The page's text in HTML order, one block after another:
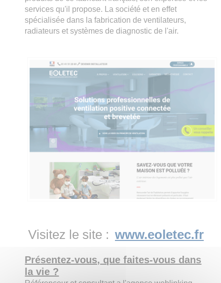
services qu'il propose. La société et en effet
spécialisée dans la fabrication de ventilateurs,
radiateurs et systèmes de diagnostic de l'air.
Visitez le site : www.eoletec.fr
Présentez-vous, que faites-vous dans
la vie ?